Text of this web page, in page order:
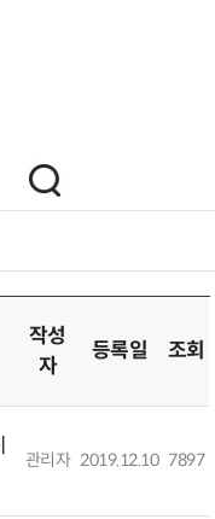
작성
자
등록일 조회
관리자 2019.12.10 7897